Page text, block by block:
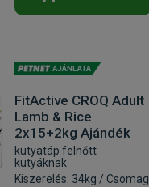
FitActive CROQ Adult
Lamb & Rice
2x15+2kg Ajándék
kutyatáp felnőtt
kutyáknak
Kiszerelés: 34kg / Csomag